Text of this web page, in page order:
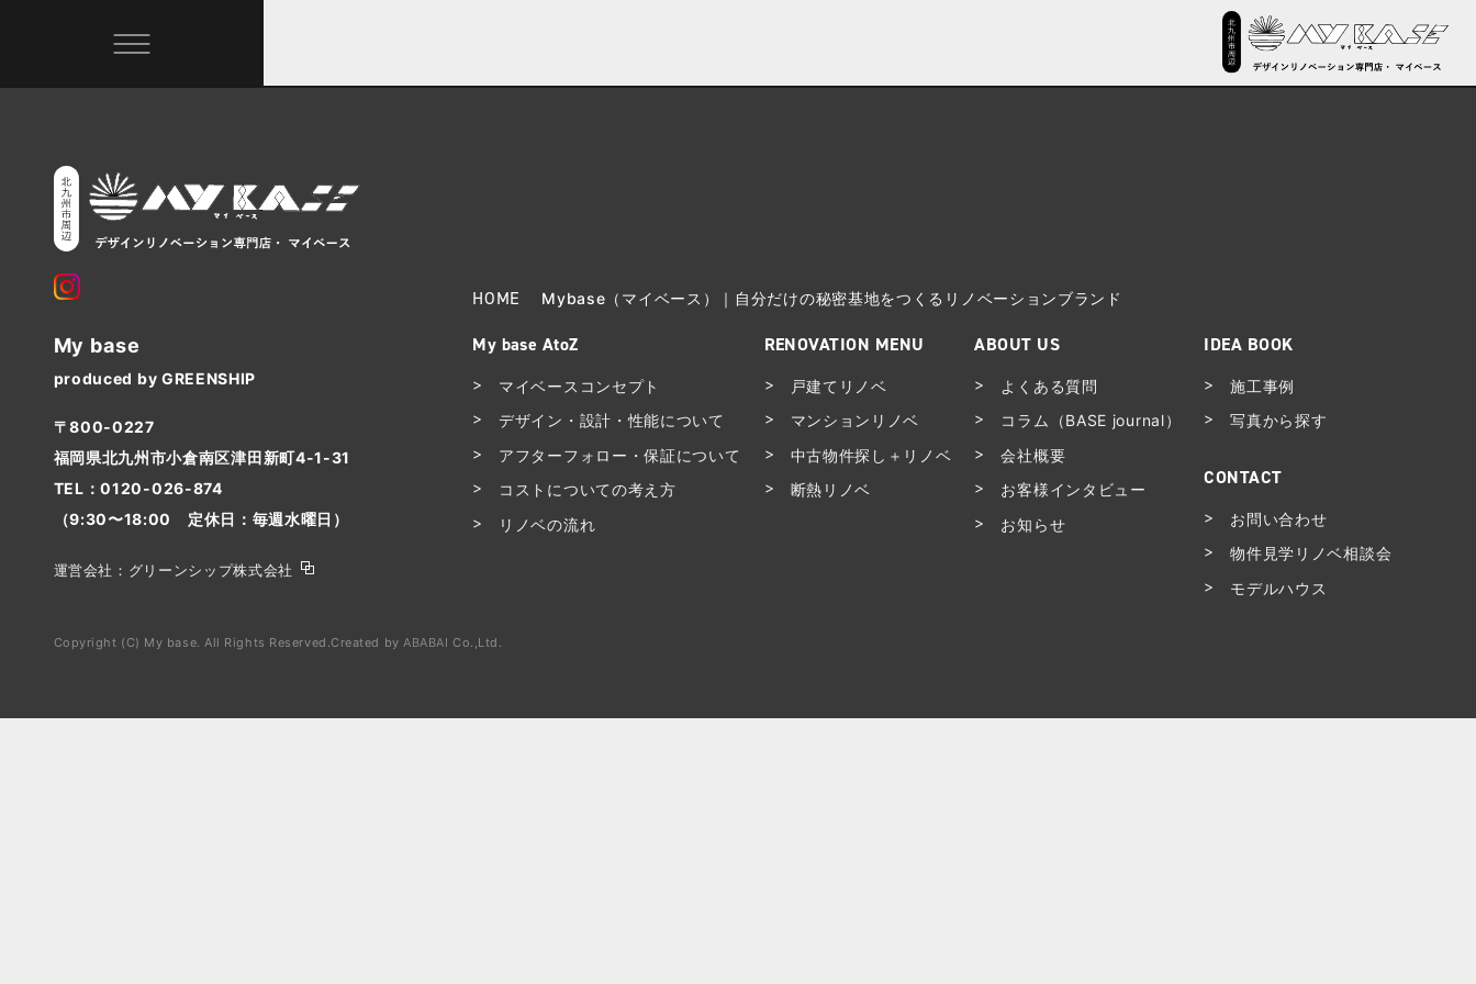
My base
produced by GREENSHIP
〒800-0227
福岡県北九州市小倉南区津田新町4-1-31
TEL：0120-026-874
（9:30〜18:00 定休日：毎週水曜日）
運営会社： グリーンシップ株式会社
HOME Mybase（マイベース）｜自分だけの秘密基地をつくるリノベーションブランド
My base AtoZ
マイベースコンセプト
デザイン・設計・性能について
アフターフォロー・保証について
コストについての考え方
リノベの流れ
RENOVATION MENU
戸建てリノベ
マンションリノベ
中古物件探し＋リノベ
断熱リノベ
ABOUT US
よくある質問
コラム（BASE journal）
会社概要
お客様インタビュー
お知らせ
IDEA BOOK
施工事例
写真から探す
CONTACT
お問い合わせ
物件見学リノベ相談会
モデルハウス
Copyright (C) My base. All Rights Reserved. Created by ABABAI Co.,Ltd.